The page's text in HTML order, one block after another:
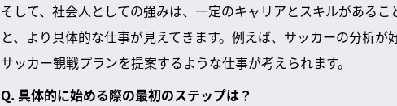
そして、社会人としての強みは、一定のキャリアとスキルがある
と、より具体的な仕事が見えてきます。例えば、サッカーの分析が
サッカー観戦プランを提案するような仕事が考えられます。
Q. 具体的に始める際の最初のステップは？